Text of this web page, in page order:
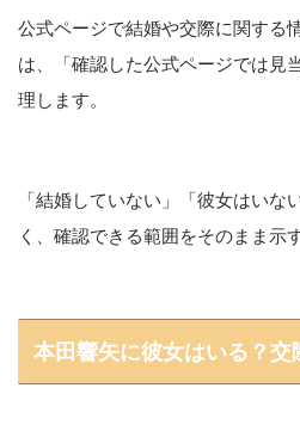
公式ページで結婚や交際に関する
は、「確認した公式ページでは見
理します。
「結婚していない」「彼女はいな
く、確認できる範囲をそのまま示
本田響矢に彼女はいる？交